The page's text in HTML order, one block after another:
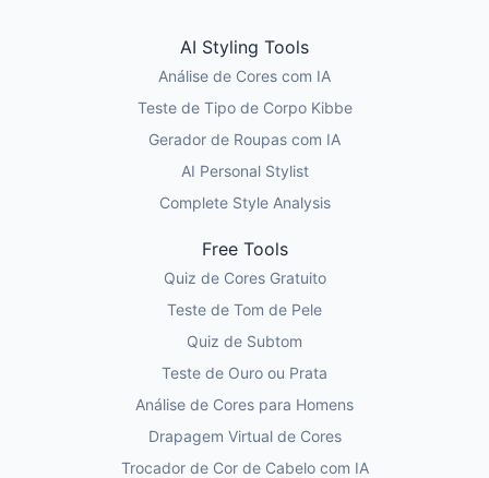
AI Styling Tools
Análise de Cores com IA
Teste de Tipo de Corpo Kibbe
Gerador de Roupas com IA
AI Personal Stylist
Complete Style Analysis
Free Tools
Quiz de Cores Gratuito
Teste de Tom de Pele
Quiz de Subtom
Teste de Ouro ou Prata
Análise de Cores para Homens
Drapagem Virtual de Cores
Trocador de Cor de Cabelo com IA